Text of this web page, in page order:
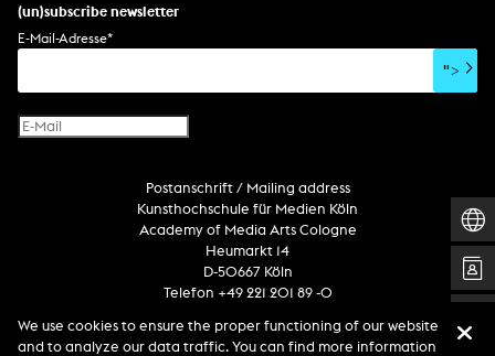
(un)subscribe newsletter
E-Mail-Adresse*
">
Postanschrift / Mailing address
Kunsthochschule für Medien Köln
Academy of Media Arts Cologne
Heumarkt 14
D-50667 Köln
Telefon +49 221 201 89 -0
We use cookies to ensure the proper functioning of our website
and to analyze our data traffic. You can find more information